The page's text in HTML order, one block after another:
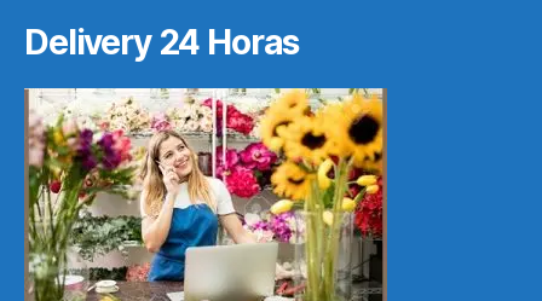
Delivery 24 Horas